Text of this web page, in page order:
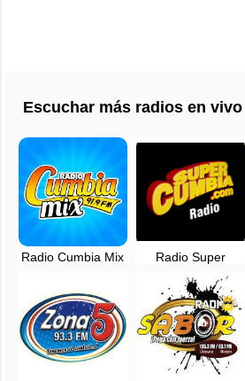
Escuchar más radios en vivo
Radio Cumbia Mix
Radio Super
Lima, Perú